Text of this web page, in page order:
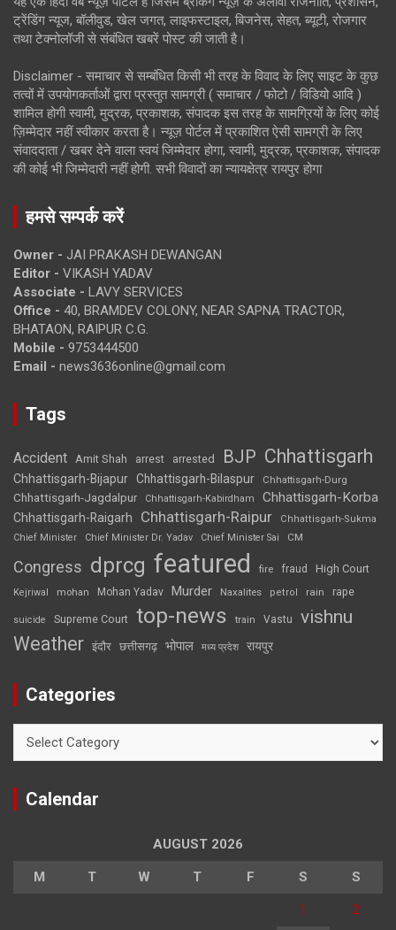
ट्रेंडिंग न्यूज, बॉलीवुड, खेल जगत, लाइफस्टाइल, बिजनेस, सेहत, ब्यूटी, रोजगार
तथा टेक्नोलॉजी से संबंधित खबरें पोस्ट की जाती है।
Disclaimer - समाचार से सम्बंधित किसी भी तरह के विवाद के लिए साइट के कुछ
तत्वों में उपयोगकर्ताओं द्वारा प्रस्तुत सामग्री ( समाचार / फोटो / विडियो आदि )
शामिल होगी स्वामी, मुद्रक, प्रकाशक, संपादक इस तरह के सामग्रियों के लिए कोई
ज़िम्मेदार नहीं स्वीकार करता है। न्यूज़ पोर्टल में प्रकाशित ऐसी सामग्री के लिए
संवाददाता / खबर देने वाला स्वयं जिम्मेदार होगा, स्वामी, मुद्रक, प्रकाशक, संपादक
की कोई भी जिम्मेदारी नहीं होगी. सभी विवादों का न्यायक्षेत्र रायपुर होगा
हमसे सम्पर्क करें
Owner - JAI PRAKASH DEWANGAN
Editor - VIKASH YADAV
Associate - LAVY SERVICES
Office - 40, BRAMDEV COLONY, NEAR SAPNA TRACTOR,
BHATAON, RAIPUR C.G.
Mobile - 9753444500
Email - news3636online@gmail.com
Tags
Accident Amit Shah arrest arrested BJP Chhattisgarh
Chhattisgarh-Bijapur Chhattisgarh-Bilaspur Chhattisgarh-Durg
Chhattisgarh-Jagdalpur Chhattisgarh-Kabirdham Chhattisgarh-Korba
Chhattisgarh-Raigarh Chhattisgarh-Raipur
Chhattisgarh-Sukma
Chief Minister
Chief Minister Dr. Yadav Chief Minister Sai CM
Congress dprcg featured fire fraud High Court
Kejriwal mohan Mohan Yadav Murder Naxalites petrol rain rape
suicide Supreme Court top-news train Vastu vishnu
Weather इंदौर छत्तीसगढ़ भोपाल मध्य प्रदेश रायपुर
Categories
Calendar
AUGUST 2026
M T W T F S S
1 2